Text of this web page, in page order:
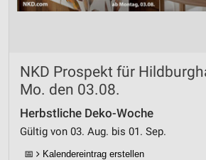
NKD Prospekt für
Mo. den 03.08.
Herbstliche Deko-Woche
Gültig von 03. Aug. bis 01. Sep.
📅 Kalendereintrag erstellen